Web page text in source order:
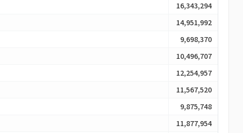
16,343,294
14,951,992
9,698,370
10,496,707
12,254,957
11,567,520
9,875,748
11,877,954